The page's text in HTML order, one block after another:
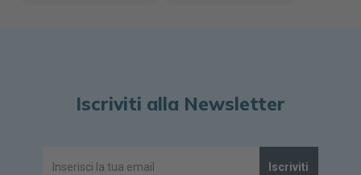
Iscriviti alla Newsletter
Iscriviti